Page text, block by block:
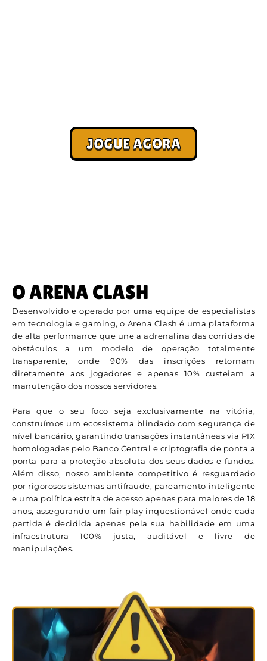
JOGUE AGORA
O ARENA CLASH
Desenvolvido e operado por uma equipe de especialistas
em tecnologia e gaming, o Arena Clash é uma plataforma
de alta performance que une a adrenalina das corridas de
obstáculos a um modelo de operação totalmente
transparente, onde 90% das inscrições retornam
diretamente aos jogadores e apenas 10% custeiam a
manutenção dos nossos servidores.
Para que o seu foco seja exclusivamente na vitória,
construímos um ecossistema blindado com segurança de
nível bancário, garantindo transações instantâneas via PIX
homologadas pelo Banco Central e criptografia de ponta a
ponta para a proteção absoluta dos seus dados e fundos.
Além disso, nosso ambiente competitivo é resguardado
por rigorosos sistemas antifraude, pareamento inteligente
e uma política estrita de acesso apenas para maiores de 18
anos, assegurando um fair play inquestionável onde cada
partida é decidida apenas pela sua habilidade em uma
infraestrutura 100% justa, auditável e livre de
manipulações.